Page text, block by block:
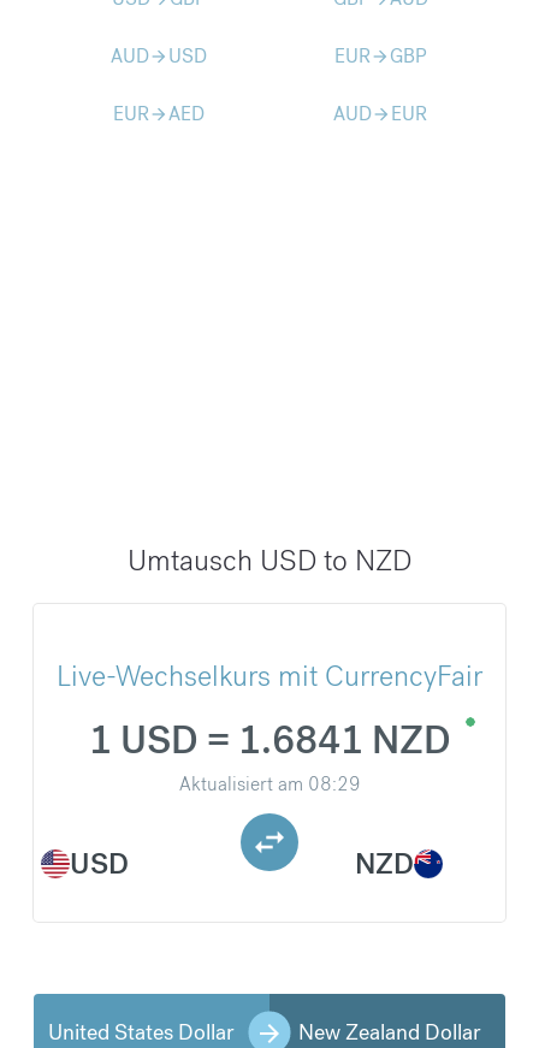
AUDarrow_forward USD EURarrow_forward GBP
EURarrow_forwardAED AUDarrow_forward EUR
Umtausch USD to NZD
Live-Wechselkurs mit CurrencyFair
USD
1 USD = 1.6841 NZD
Aktualisiert am 08:29
NZD
United States Dollar New Zealand Dollar